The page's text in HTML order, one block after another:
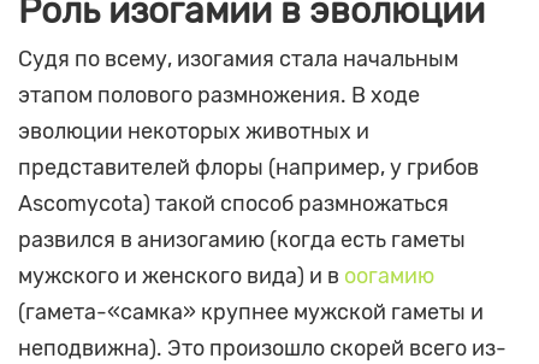
Роль изогамии в эволюции
Судя по всему, изогамия стала начальным
этапом полового размножения. В ходе
эволюции некоторых животных и
представителей флоры (например, у грибов
Ascomycota) такой способ размножаться
развился в анизогамию (когда есть гаметы
мужского и женского вида) и в оогамию
(гамета-«самка» крупнее мужской гаметы и
неподвижна). Это произошло скорей всего из-